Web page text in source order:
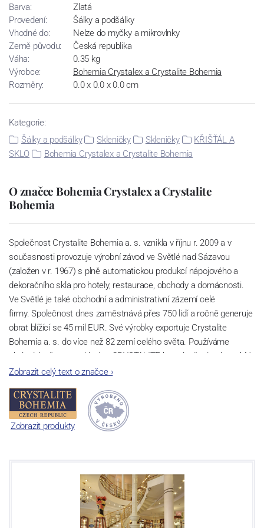
Barva:
Zlatá
Provedení:
Šálky a podšálky
Vhodné do:
Nelze do myčky a mikrovlnky
Země původu:
Česká republika
Váha:
0.35 kg
Výrobce:
Bohemia Crystalex a Crystalite Bohemia
Rozměry:
0.0 x 0.0 x 0.0 cm
Kategorie:
Šálky a podšálky
Skleničky Skleničky
KŘIŠŤÁL A
SKLO
Bohemia Crystalex a Crystalite Bohemia
O značce Bohemia Crystalex a Crystalite
Bohemia
Společnost Crystalite Bohemia a. s. vznikla v říjnu r. 2009 a v
současnosti provozuje výrobní závod ve Světlé nad Sázavou
(založen v r. 1967) s plně automatickou produkcí nápojového a
dekoračního skla pro hotely, restaurace, obchody a domácnosti.
Ve Světlé je také obchodní a administrativní zázemí celé
firmy. Společnost dnes zaměstnává přes 750 lidí a ročně generuje
obrat blížící se 45 mil EUR. Své výrobky exportuje Crystalite
Bohemia a. s. do více než 82 zemí celého světa. Používáme
ekologicky šetrnou sklovinu CRYSTALITE bez sloučenin olova. Má
perfektní lom světla a vysokou pevnost a životnost díky příměsi
velkém počtu cyklů.
Sklárna Světlá nad Sázavou
Ruční výroba zde byla spuštěna v r.1970, automatická výroba pak
v r. 1975 - strojní foukání výrobků. V letech 1998 – 2000 byly
instalovány tavící agregáty a velké lisy umožňující výrobu předmětů
o velikosti do 45 cm, s maximální hmotností do 5 kg. V r. 2008 byla
Zobrazit celý text o značce›
Zobrazit produkty